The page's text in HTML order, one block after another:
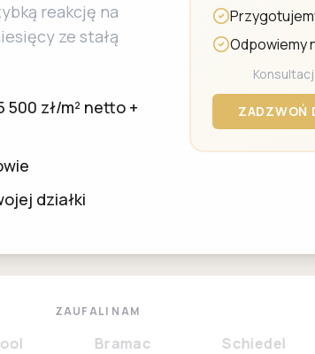
reakcję na
ze stałą
zł/m² netto +
działki
Odpowiemy
ZADZWOŃ
ZAUFALI NAM
Bramac Schiedel